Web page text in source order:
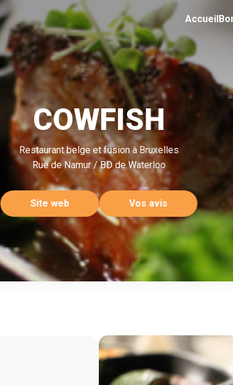
Accueil
COWFISH
Restaurant belge et fusion à Bruxelles
Rue de Namur / BD de Waterloo
Site web Vos avis